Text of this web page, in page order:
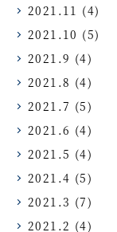
2021.11 (4)
2021.10 (5)
2021.9 (4)
2021.8 (4)
2021.7 (5)
2021.6 (4)
2021.5 (4)
2021.4 (5)
2021.3 (7)
2021.2 (4)